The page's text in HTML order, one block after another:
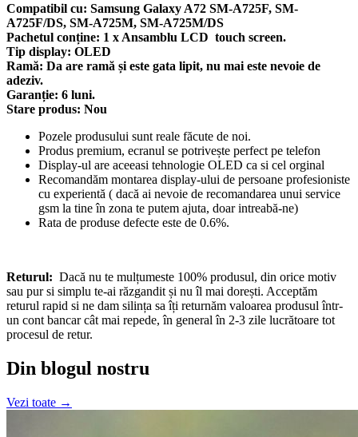
Compatibil cu: Samsung Galaxy A72 SM-A725F, SM-
A725F/DS, SM-A725M, SM-A725M/DS
Pachetul conține: 1 x Ansamblu LCD touch screen.
Tip display: OLED
Ramă: Da are ramă și este gata lipit, nu mai este nevoie de
adeziv.
Garanție: 6 luni.
Stare produs: Nou
Pozele produsului sunt reale făcute de noi.
Produs premium, ecranul se potrivește perfect pe telefon
Display-ul are aceeasi tehnologie OLED ca si cel orginal
Recomandăm montarea display-ului de persoane profesioniste
cu experientă ( dacă ai nevoie de recomandarea unui service
gsm la tine în zona te putem ajuta, doar intreabă-ne)
Rata de produse defecte este de 0.6%.
Returul: Dacă nu te mulțumeste 100% produsul, din orice motiv
sau pur si simplu te-ai răzgandit și nu îl mai dorești. Acceptăm
returul rapid si ne dam silința sa îți returnăm valoarea produsul într-
un cont bancar cât mai repede, în general în 2-3 zile lucrătoare tot
procesul de retur.
Din blogul nostru
Vezi toate →